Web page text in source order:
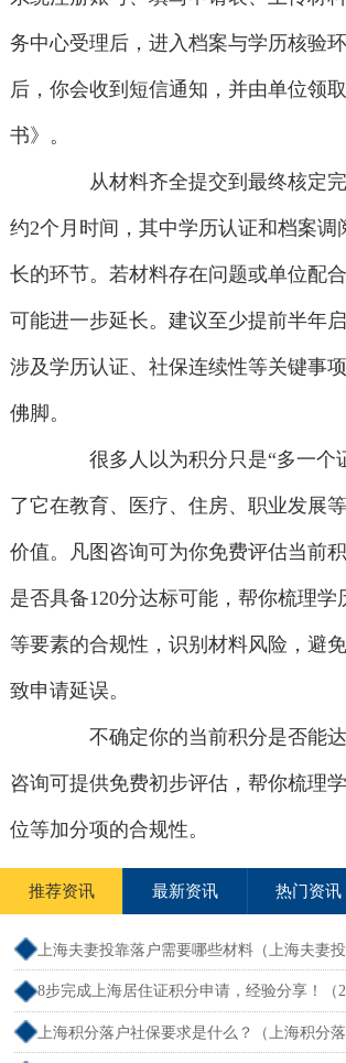
务中心受理后，进入档案与学历核验
后，你会收到短信通知，并由单位领
书》。
从材料齐全提交到最终核定完
约2个月时间，其中学历认证和档案调
长的环节。若材料存在问题或单位配
可能进一步延长。建议至少提前半年
涉及学历认证、社保连续性等关键事
佛脚。
很多人以为积分只是“多一个
了它在教育、医疗、住房、职业发展
价值。凡图咨询可为你免费评估当前
是否具备120分达标可能，帮你梳理学
等要素的合规性，识别材料风险，避
致申请延误。
不确定你的当前积分是否能达
咨询可提供免费初步评估，帮你梳理
位等加分项的合规性。
推荐资讯 最新资讯 热门资讯
上海夫妻投靠落户需要哪些材料（上海夫妻
2026年）
8步完成上海居住证积分申请，经验分享！（
证积分办理申请流程和准备材料）
上海积分落户社保要求是什么？（上海积分落